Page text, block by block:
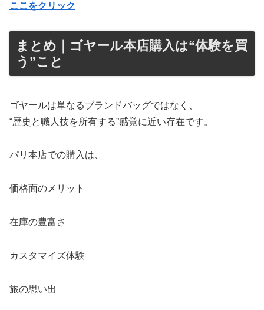
ここをクリック
まとめ｜ゴヤール本店購入は“体験を買
う”こと
ゴヤールは単なるブランドバッグではなく、
“歴史と職人技を所有する”感覚に近い存在です。
パリ本店での購入は、
価格面のメリット
在庫の豊富さ
カスタマイズ体験
旅の思い出